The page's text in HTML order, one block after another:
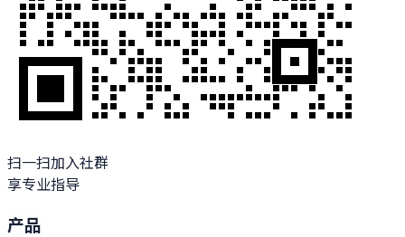
扫一扫加入社群
享专业指导
产品